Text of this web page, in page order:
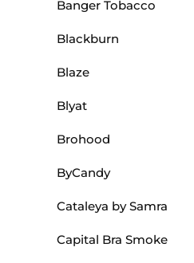
Banger Tobacco
Blackburn
Blaze
Blyat
Brohood
ByCandy
Cataleya by Samra
Capital Bra Smoke